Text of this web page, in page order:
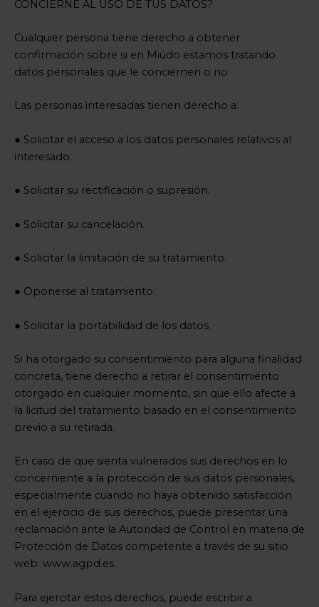
CONCIERNE AL USO DE TUS DATOS?
Cualquier persona tiene derecho a obtener
confirmación sobre si en Miúdo estamos tratando
datos personales que le conciernen o no.
Las personas interesadas tienen derecho a:
● Solicitar el acceso a los datos personales relativos al
interesado.
● Solicitar su rectificación o supresión.
● Solicitar su cancelación.
● Solicitar la limitación de su tratamiento.
● Oponerse al tratamiento.
● Solicitar la portabilidad de los datos.
Si ha otorgado su consentimiento para alguna finalidad
concreta, tiene derecho a retirar el consentimiento
otorgado en cualquier momento, sin que ello afecte a
la licitud del tratamiento basado en el consentimiento
previo a su retirada.
En caso de que sienta vulnerados sus derechos en lo
concerniente a la protección de sus datos personales,
especialmente cuando no haya obtenido satisfacción
en el ejercicio de sus derechos, puede presentar una
reclamación ante la Autoridad de Control en materia de
Protección de Datos competente a través de su sitio
web: www.agpd.es.
Para ejercitar estos derechos, puede escribir a